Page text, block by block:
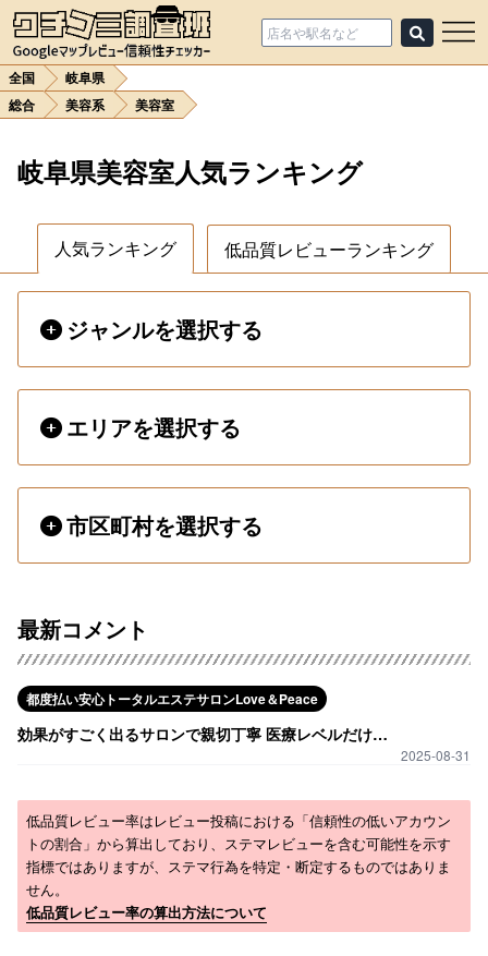
全国
岐阜県
総合
美容系 美容室
岐阜県美容室人気ランキング
人気ランキング 低品質レビューランキング
ジャンルを選択する
エリアを選択する
市区町村を選択する
最新コメント
都度払い安心トータルエステサロンLove＆Peace
効果がすごく出るサロンで親切丁寧 医療レベルだけど価格が安く大満足
2025-08-31
低品質レビュー率はレビュー投稿における「信頼性の低いアカウン
トの割合」から算出しており、ステマレビューを含む可能性を示す
指標ではありますが、ステマ行為を特定・断定するものではありま
せん。
低品質レビュー率の算出方法について